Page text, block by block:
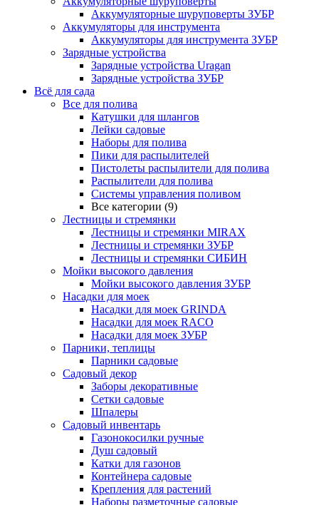
Аккумуляторные шуруповерты ЗУБР
Аккумуляторы для инструмента
Аккумуляторы для инструмента ЗУБР
Зарядные устройства
Зарядные устройства Uragan
Зарядные устройства ЗУБР
Всё для сада
Все для полива
Катушки для шлангов
Лейки садовые
Наборы для полива
Пики для распылителей
Пистолеты распылители для полива
Распылители для полива
Системы управления поливом
Все категории (9)
Лестницы и стремянки
Лестницы и стремянки MIRAX
Лестницы и стремянки ЗУБР
Лестницы и стремянки СИБИН
Мойки высокого давления
Мойки высокого давления ЗУБР
Насадки для моек
Насадки для моек GRINDA
Насадки для моек RACO
Насадки для моек ЗУБР
Парники, теплицы
Парники садовые
Садовый декор
Заборы декоративные
Сетки садовые
Шпалеры
Садовый инвентарь
Газонокосилки ручные
Душ садовый
Катки для газонов
Контейнера садовые
Крепления для растений
Наборы разметочные садовые